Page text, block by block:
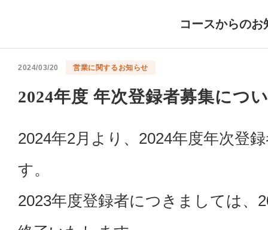
コースからのお
2024/03/20 営業に関するお知らせ
2024年度 年次登録者募集につ
2024年2月より、2024年度年次登
す。
2023年度登録者につきましては、